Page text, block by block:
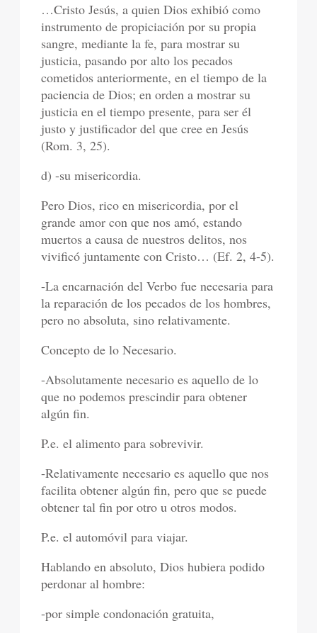
…Cristo Jesús, a quien Dios exhibió como
instrumento de propiciación por su propia
sangre, mediante la fe, para mostrar su
justicia, pasando por alto los pecados
cometidos anteriormente, en el tiempo de la
paciencia de Dios; en orden a mostrar su
justicia en el tiempo presente, para ser él
justo y justificador del que cree en Jesús
(Rom. 3, 25).
d) -su misericordia.
Pero Dios, rico en misericordia, por el
grande amor con que nos amó, estando
muertos a causa de nuestros delitos, nos
vivificó juntamente con Cristo… (Ef. 2, 4-5).
-La encarnación del Verbo fue necesaria para
la reparación de los pecados de los hombres,
pero no absoluta, sino relativamente.
Concepto de lo Necesario.
-Absolutamente necesario es aquello de lo
que no podemos prescindir para obtener
algún fin.
P.e. el alimento para sobrevivir.
-Relativamente necesario es aquello que nos
facilita obtener algún fin, pero que se puede
obtener tal fin por otro u otros modos.
P.e. el automóvil para viajar.
Hablando en absoluto, Dios hubiera podido
perdonar al hombre:
-por simple condonación gratuita,